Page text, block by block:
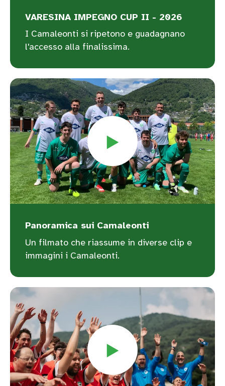
VARESINA IMPEGNO CUP II - 2026
I Camaleonti si ripetono e guadagnano
l'accesso alla finalissima.
Panoramica sui Camaleonti
Un filmato che riassume in diverse clip e
immagini i Camaleonti.